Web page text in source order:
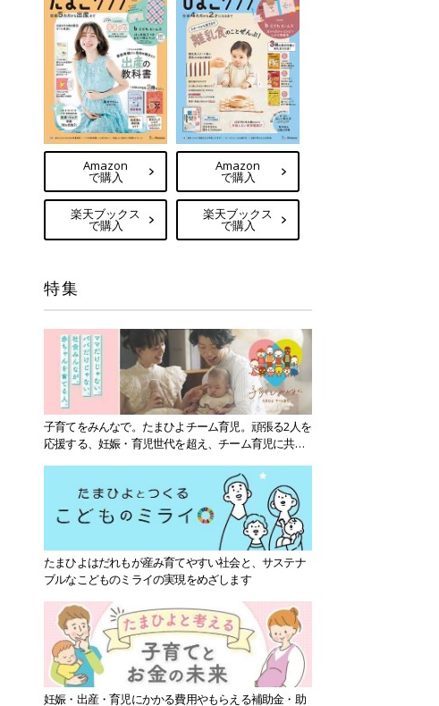
Amazon
で購入
楽天ブックス
で購入
Amazon
で購入
楽天ブックス
で購入
特集
子育てをみんなで。たまひよチーム育児。頑張る2人を
応援する、妊娠・育児世代を超え、チーム育児に共感
たまひよはだれもが産み育てやすい社会と、サステナ
ブルなこどものミライの実現をめざします
妊娠・出産・育児にかかる費用やもらえる補助金・助